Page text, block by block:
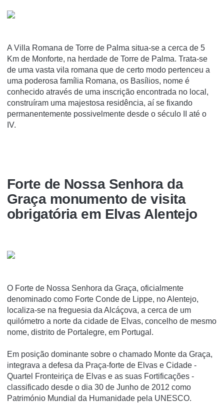
A Villa Romana de Torre de Palma situa-se a cerca de 5
Km de Monforte, na herdade de Torre de Palma. Trata-se
de uma vasta vila romana que de certo modo pertenceu a
uma poderosa famí­lia Romana, os Basí­lios, nome é
conhecido através de uma inscrição encontrada no local,
construí­ram uma majestosa residência, aí­ se fixando
permanentemente possivelmente desde o século II até o
IV.
Forte de Nossa Senhora da
Graça monumento de visita
obrigatória em Elvas Alentejo
O Forte de Nossa Senhora da Graça, oficialmente
denominado como Forte Conde de Lippe, no Alentejo,
localiza-se na freguesia da Alcáçova, a cerca de um
quilómetro a norte da cidade de Elvas, concelho de mesmo
nome, distrito de Portalegre, em Portugal.
Em posição dominante sobre o chamado Monte da Graça,
integrava a defesa da Praça-forte de Elvas e Cidade -
Quartel Fronteiriça de Elvas e as suas Fortificações -
classificado desde o dia 30 de Junho de 2012 como
Património Mundial da Humanidade pela UNESCO.